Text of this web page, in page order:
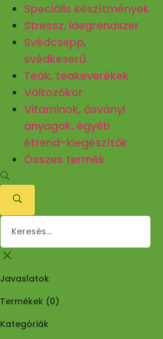
Speciális készítmények
Stressz, idegrendszer
Svédcsepp,
svédkeserű
Teák, teakeverékek
Változókor
Vitaminok, ásványi
anyagok, egyéb
étrend-kiegészítők
Összes termék
Javaslatok
Termékek (0)
Kategóriák